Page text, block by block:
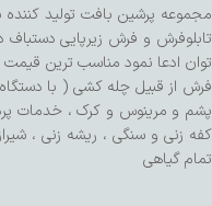
مجموعه پرشین بافت تولید
تابلوفرش و فرش زیرپایی
توان ادعا نمود مناسب ترین قیمت
فرش از قبیل چله کشی ( با دستگاه
پشم و مرینوس و کرک ، خدمات
کفه زنی و سنگی ، ریشه زنی ،
تمام گیاهی